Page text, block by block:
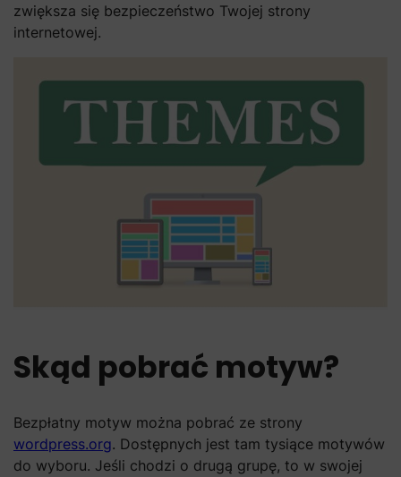
zwiększa się bezpieczeństwo Twojej strony
internetowej.
Skąd pobrać motyw?
Bezpłatny motyw można pobrać ze strony
wordpress.org. Dostępnych jest tam tysiące motywów
do wyboru. Jeśli chodzi o drugą grupę, to w swojej